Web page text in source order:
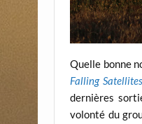
Quelle bonne
Falling Satellites
dernières
volonté du